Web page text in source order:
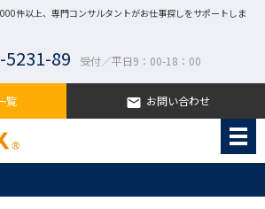
件以上、専門コンサルタントがお仕事探しをサポートしま
5231-89 受付／平日9：00-18：00
覧 email お問い合わせ